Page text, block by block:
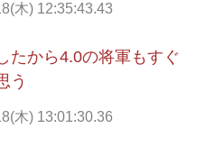
木) 12:35:43.43
たから4.0の将軍もすぐ
う
木) 13:01:30.36